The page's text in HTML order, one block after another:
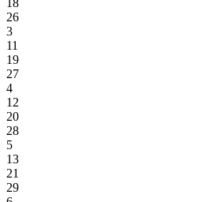
26
3
11
19
27
4
12
20
28
5
13
21
29